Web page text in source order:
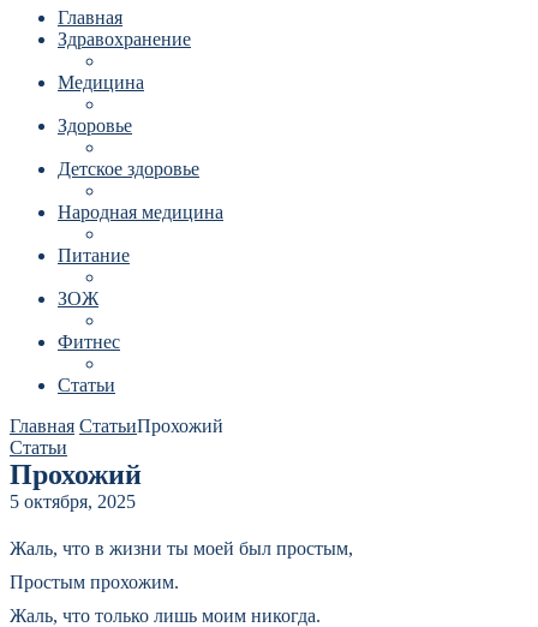
Главная
Здравохранение
Медицина
Здоровье
Детское здоровье
Народная медицина
Питание
ЗОЖ
Фитнес
Статьи
Главная СтатьиПрохожий
Статьи
Прохожий
5 октября, 2025
Жаль, что в жизни ты моей был простым,
Простым прохожим.
Жаль, что только лишь моим никогда.